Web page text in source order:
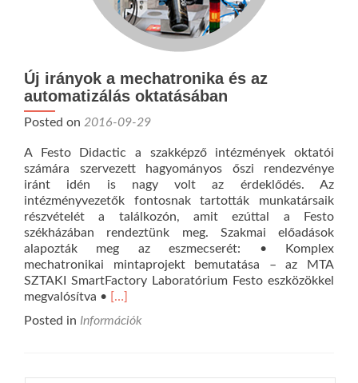
Új irányok a mechatronika és az
automatizálás oktatásában
Posted on 2016-09-29
A Festo Didactic a szakképző intézmények oktatói
számára szervezett hagyományos őszi rendezvénye
iránt idén is nagy volt az érdeklődés. Az
intézményvezetők fontosnak tartották munkatársaik
részvételét a találkozón, amit ezúttal a Festo
székházában rendeztünk meg. Szakmai előadások
alapozták meg az eszmecserét: • Komplex
mechatronikai mintaprojekt bemutatása – az MTA
SZTAKI SmartFactory Laboratórium Festo eszközökkel
megvalósítva • Read
about
a
[…]
Posted in Információk